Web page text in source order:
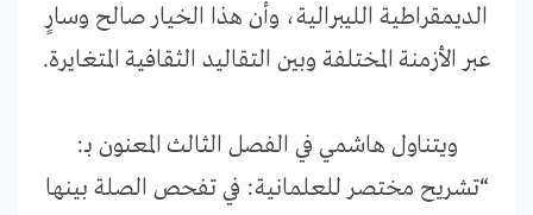
الديمقراطية الليبرالية، وأن هذا الخيار صالح وسارٍ
عبر الأزمنة المختلفة وبين التقاليد الثقافية المتغايرة.
ويتناول هاشمي في الفصل الثالث المعنون بـ:
“تشريح مختصر للعلمانية: في تفحص الصلة بينها